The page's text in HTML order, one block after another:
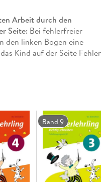
Arbeit durch den
Seite:Bei fehlerfreier
den linken Bogen eine
Kind auf der Seite Fehler
vorgehen: Bei
Schülern kann sie den
Kindern direkt
das Kind den Fehler
Das Symbol des
vorn erläutert.
Band 9